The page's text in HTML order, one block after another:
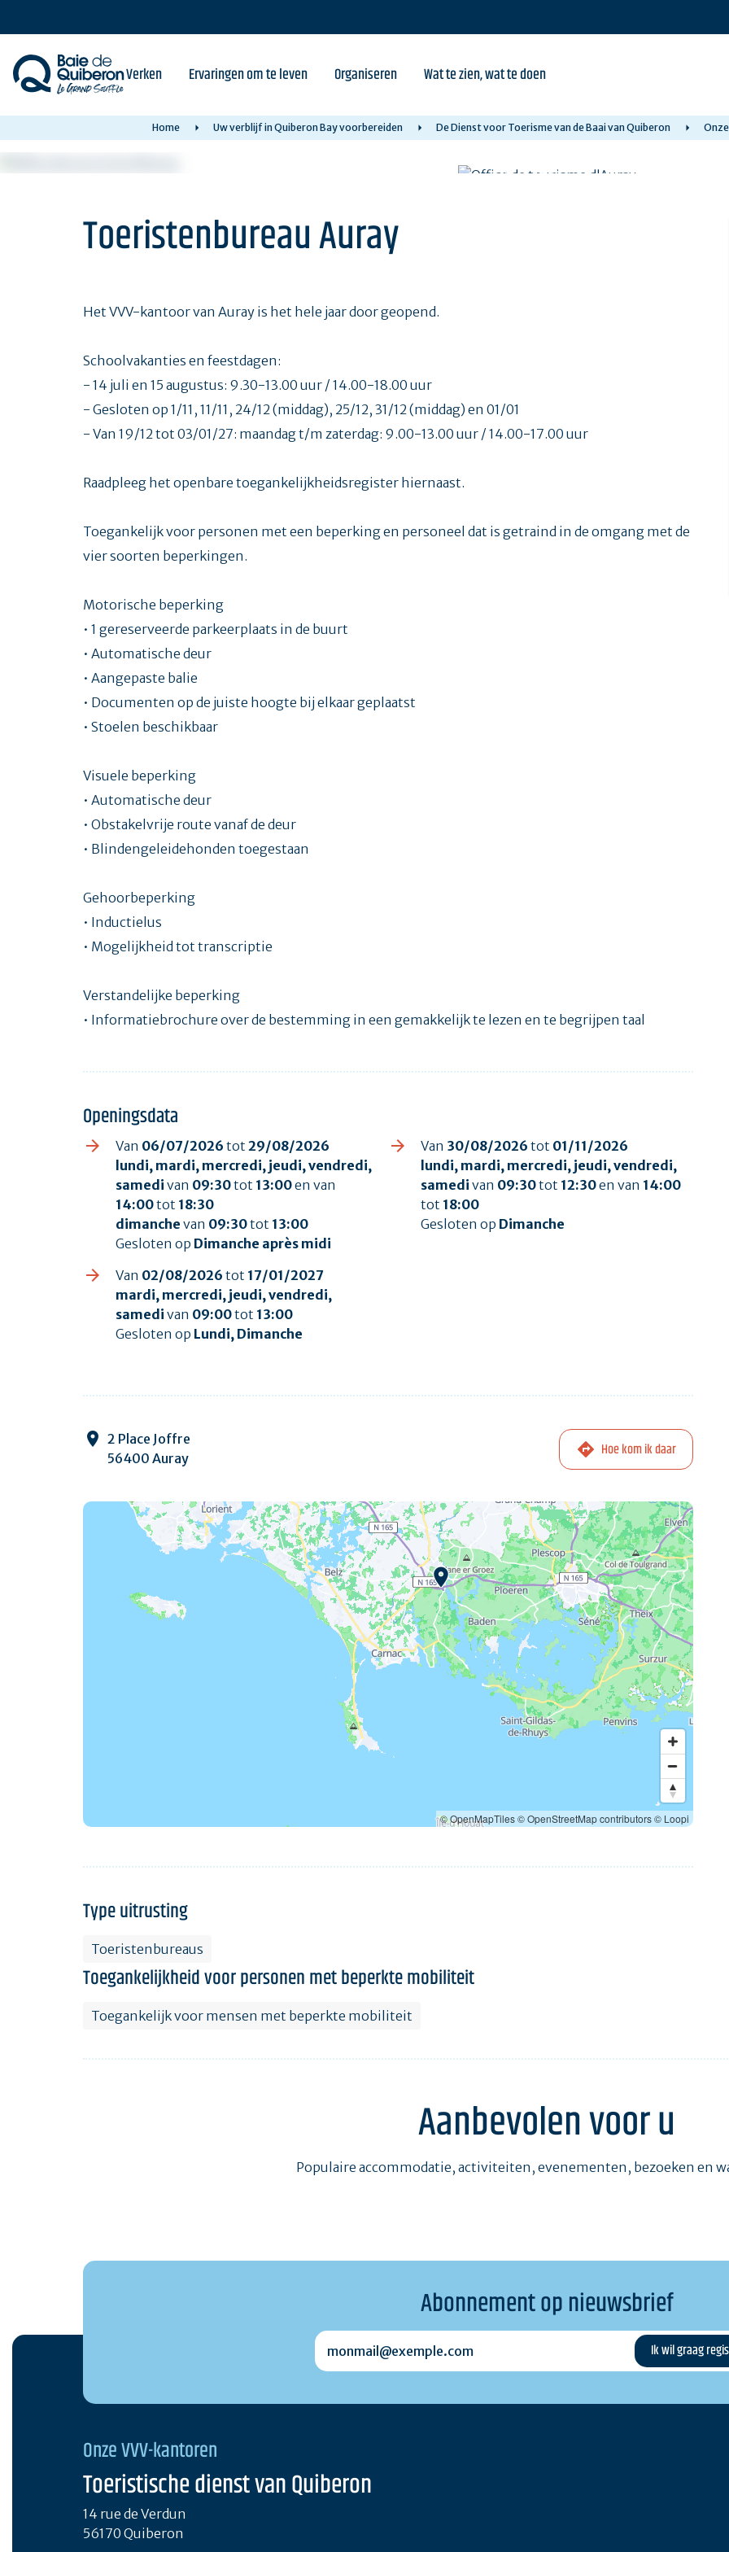
content
Verken Ervaringen om te leven Organiseren Wat te zien, wat te doen
Home Uw verblijf in Quiberon Bay voorbereiden De Dienst voor Toerisme van de Baai van Quiberon
Toeristenbureau Auray
Het VVV-kantoor van Auray is het hele jaar door geopend.
Schoolvakanties en feestdagen:
- 14 juli en 15 augustus: 9.30-13.00 uur / 14.00-18.00 uur
- Gesloten op 1/11, 11/11, 24/12 (middag), 25/12, 31/12 (middag) en 01/01
- Van 19/12 tot 03/01/27: maandag t/m zaterdag: 9.00-13.00 uur / 14.00-17.00 uur
Raadpleeg het openbare toegankelijkheidsregister hiernaast.
Toegankelijk voor personen met een beperking en personeel dat is getraind in de omgang met de
vier soorten beperkingen.
Motorische beperking
• 1 gereserveerde parkeerplaats in de buurt
• Automatische deur
• Aangepaste balie
• Documenten op de juiste hoogte bij elkaar geplaatst
• Stoelen beschikbaar
Visuele beperking
• Automatische deur
• Obstakelvrije route vanaf de deur
• Blindengeleidehonden toegestaan
Gehoorbeperking
• Inductielus
• Mogelijkheid tot transcriptie
Verstandelijke beperking
• Informatiebrochure over de bestemming in een gemakkelijk te lezen en te begrijpen taal
Openingsdata
Van 06/07/2026 tot 29/08/2026
lundi, mardi, mercredi, jeudi, vendredi,
samedi van 09:30tot 13:00en van
14:00tot 18:30
dimanche van 09:30tot 13:00
Gesloten op Dimanche après midi
Van 30/08/2026 tot 01/11/2026
lundi, mardi, mercredi, jeudi, vendredi,
samedi van 09:30tot 12:30en van 14:00
tot 18:00
Gesloten op Dimanche
Van 02/08/2026 tot 17/01/2027
mardi, mercredi, jeudi, vendredi,
samedi van 09:00tot 13:00
Gesloten op Lundi, Dimanche
2 Place Joffre
56400 Auray
Hoe kom ik daar
© OpenMapTiles© OpenStreetMap contributors© Loopi
Type uitrusting
Toeristenbureaus
Toegankelijkheid voor personen met beperkte mobiliteit
Toegankelijk voor mensen met beperkte mobiliteit
Aanbevolen voor u
Populaire accommodatie, activiteiten, evenementen, bezoeken en
Abonnement op nieuwsbrief
monmail@exemple.com
Onze VVV-kantoren
Toeristische dienst van Quiberon
14 rue de Verdun
56170 Quiberon